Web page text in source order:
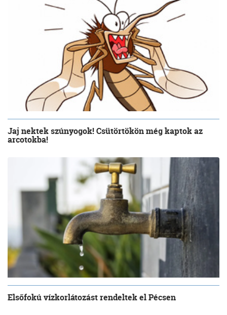
Jaj nektek szúnyogok! Csütörtökön még kaptok az
arcotokba!
Elsőfokú vízkorlátozást rendeltek el Pécsen